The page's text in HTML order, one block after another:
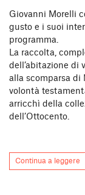
Giovanni Morelli
gusto e i suoi
programma.
La raccolta,
dell’abitazione di
alla scomparsa di
volontà
arricchì della
dell’Ottocento.
Continua a leggere